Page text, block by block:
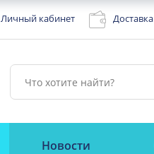
Личный кабинет Доставка
Новости